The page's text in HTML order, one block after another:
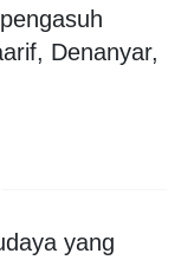
Denanyar,
yang